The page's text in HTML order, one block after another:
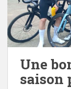
Une
saison